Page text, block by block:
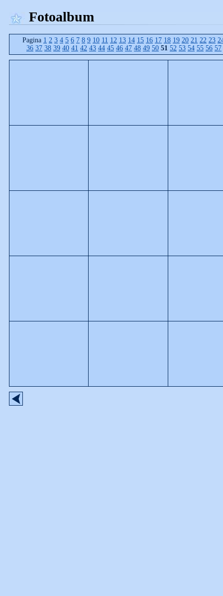
Fotoalbum
Pagina 1 2 3 4 5 6 7 8 9 10 11 12 13 14 15 16 17 18 19 20 21 22 23
36 37 38 39 40 41 42 43 44 45 46 47 48 49 50 51 52 53 54 55 56 57